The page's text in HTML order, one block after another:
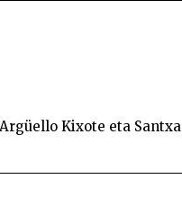
Kixote eta Santxa